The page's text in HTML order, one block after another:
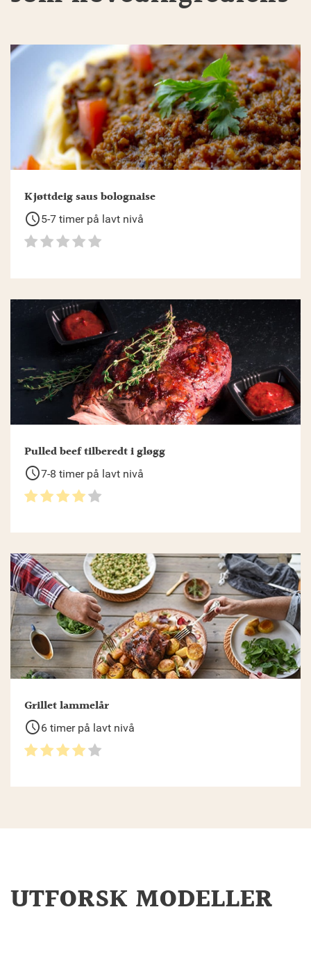
Kjøttdeig saus bolognaise
schedule5-7 timer på lavt nivå
Pulled beef tilberedt i gløgg
schedule7-8 timer på lavt nivå
Grillet lammelår
schedule6 timer på lavt nivå
UTFORSK MODELLER